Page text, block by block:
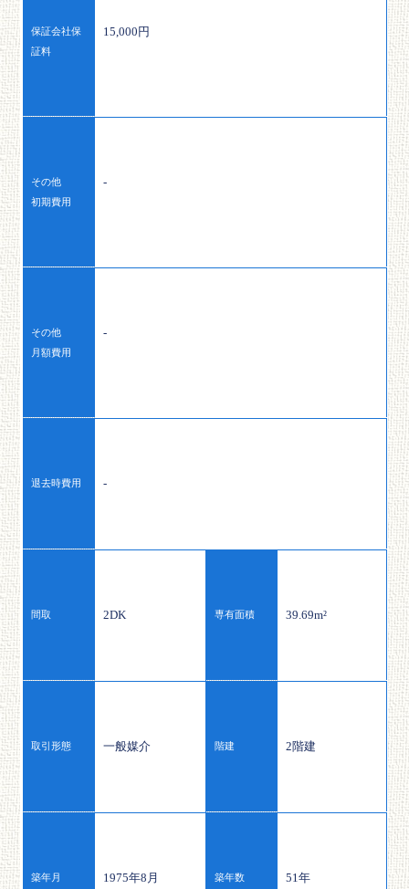
保証会社保
証料
15,000円
その他
初期費用
-
その他
月額費用
-
退去時費用 -
間取 2DK 専有面積 39.69m²
取引形態 一般媒介 階建 2階建
築年月 1975年8月 築年数 51年